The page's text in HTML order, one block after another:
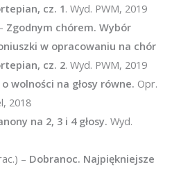
cz. 1. Wyd. PWM, 2019
Zgodnym chórem. Wybór
w opracowaniu na chór
cz. 2. Wyd. PWM, 2019
wolności na głosy równe. Opr.
2018
na 2, 3 i 4 głosy. Wyd.
– Dobranoc. Najpiękniejsze